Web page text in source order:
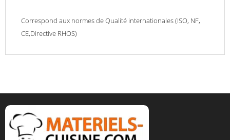
Correspond aux normes de Qualité internationales (ISO, NF,
CE,Directive RHOS)